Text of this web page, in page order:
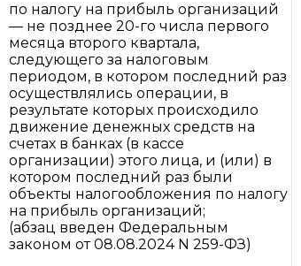
по налогу на прибыль организаций
— не позднее 20-го числа первого
месяца второго квартала,
следующего за налоговым
периодом, в котором последний раз
осуществлялись операции, в
результате которых происходило
движение денежных средств на
счетах в банках (в кассе
организации) этого лица, и (или) в
котором последний раз были
объекты налогообложения по налогу
на прибыль организаций;
(абзац введен Федеральным
законом от 08.08.2024 N 259-ФЗ)